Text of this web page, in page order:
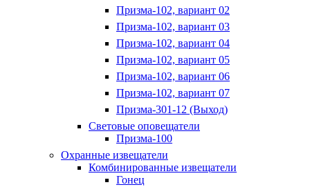
Призма-102, вариант 02
Призма-102, вариант 03
Призма-102, вариант 04
Призма-102, вариант 05
Призма-102, вариант 06
Призма-102, вариант 07
Призма-301-12 (Выход)
Световые оповещатели
Призма-100
Охранные извещатели
Комбинированные извещатели
Гонец